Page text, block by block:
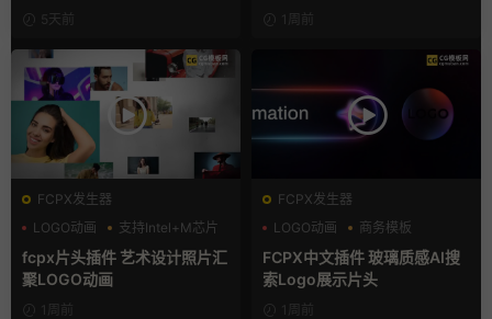
宣传视频AE模板
5天前
模版1周前
FCPX发生器
LOGO动画
支持Intel+M芯片
汇聚
fcpx片头插件 艺术设计照片汇
聚LOGO动画
1周前
FCPX发生器
LOGO动画
商务模板
支持Intel+M芯片
FCPX中文插件 玻璃质感AI搜
索Logo展示片头
1周前